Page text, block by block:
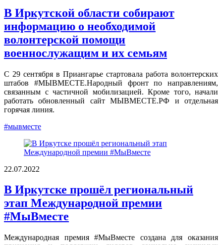
В Иркутской области собирают
информацию о необходимой
волонтерской помощи
военнослужащим и их семьям
С 29 сентября в Приангарье стартовала работа волонтерских
штабов #МЫВМЕСТЕ.Народный фронт по направлениям,
связанным с частичной мобилизацией. Кроме того, начали
работать обновленный сайт МЫВМЕСТЕ.РФ и отдельная
горячая линия.
#мывместе
22.07.2022
В Иркутске прошёл региональный
этап Международной премии
#МыВместе
Международная премия #МыВместе создана для оказания